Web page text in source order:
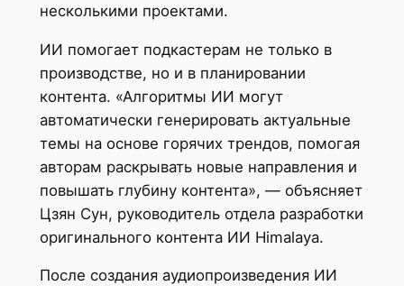
несколькими проектами.
ИИ помогает подкастерам не только в
производстве, но и в планировании
контента. «Алгоритмы ИИ могут
автоматически генерировать актуальные
темы на основе горячих трендов, помогая
авторам раскрывать новые направления и
повышать глубину контента», — объясняет
Цзян Сун, руководитель отдела разработки
оригинального контента ИИ Himalaya.
После создания аудиопроизведения ИИ